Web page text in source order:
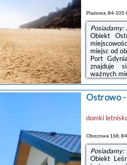
wszystkich
Plażowa, 84-105
Posiadamy:
Obiekt
miejsc od
Port
znajduje
ważnych
49 km,
Lotnisko
znajduje
przez
fizyczną)W
dziećmi ...
Ostrowo-
domki
Obozowa 168,
Posiadamy:
Obiekt